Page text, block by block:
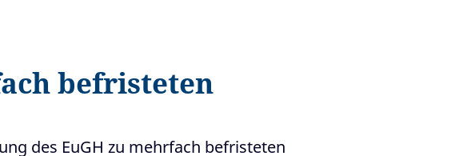
befristeten
des EuGH zu mehrfach befristeten